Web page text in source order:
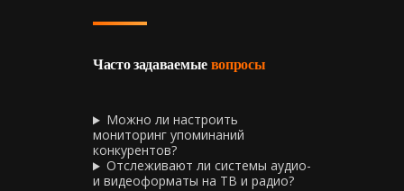
Часто задаваемые вопросы
Можно ли настроить
мониторинг упоминаний
конкурентов?
Отслеживают ли системы аудио-
и видеоформаты на ТВ и радио?